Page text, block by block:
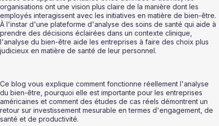
organisations ont une vision plus claire de la manière dont les
employés interagissent avec les initiatives en matière de bien-être.
À l'instar d'une plateforme d'analyse des soins de santé qui aide à
prendre des décisions éclairées dans un contexte clinique,
l'analyse du bien-être aide les entreprises à faire des choix plus
judicieux en matière de santé de leur personnel.
Ce blog vous explique comment fonctionne réellement l'analyse
du bien-être, pourquoi elle est importante pour les entreprises
américaines et comment des études de cas réels démontrent un
retour sur investissement mesurable en termes d'engagement, de
santé et de productivité.